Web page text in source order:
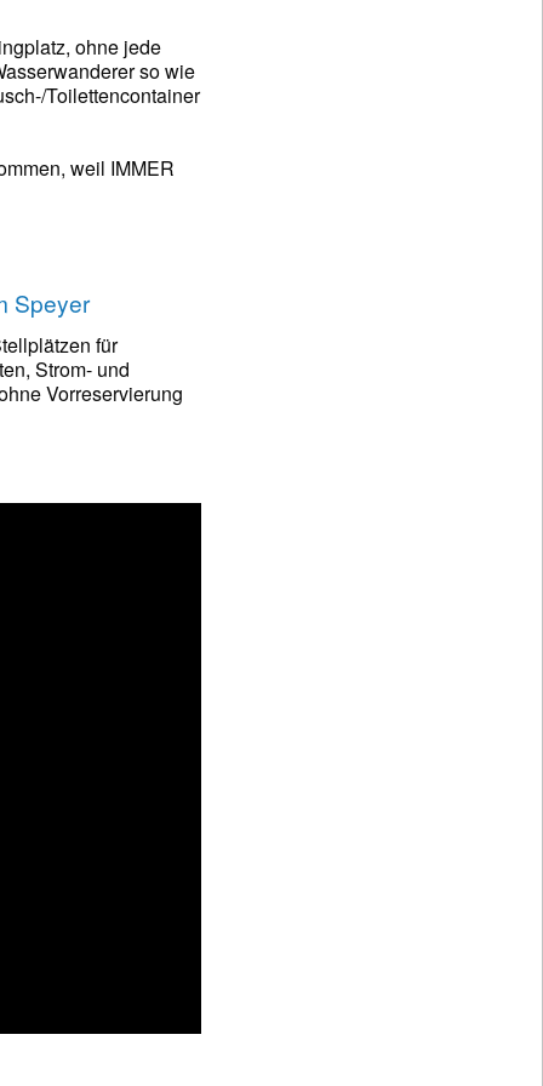
ohne jede
so wie
Toilettencontainer
weil IMMER
Speyer
für
Strom- und
Vorreservierung